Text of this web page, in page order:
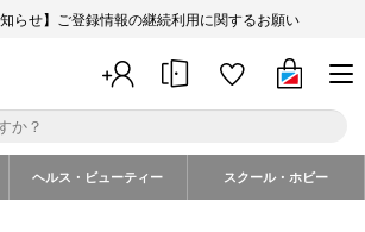
知らせ】ご登録情報の継続利用に関するお願い
ヘルス・ビューティー スクール・ホビー